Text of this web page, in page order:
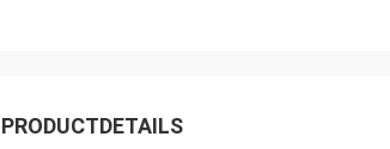
PRODUCTDETAILS